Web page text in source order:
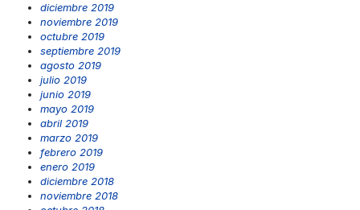
diciembre 2019
noviembre 2019
octubre 2019
septiembre 2019
agosto 2019
julio 2019
junio 2019
mayo 2019
abril 2019
marzo 2019
febrero 2019
enero 2019
diciembre 2018
noviembre 2018